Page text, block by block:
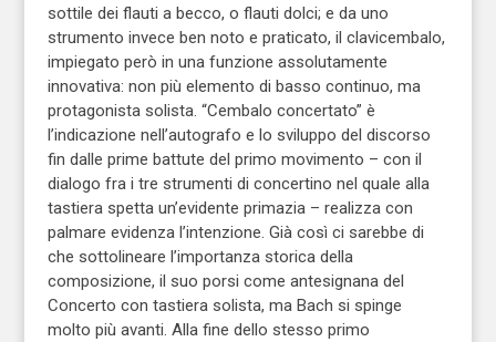
sottile dei flauti a becco, o flauti dolci; e da uno
strumento invece ben noto e praticato, il clavicembalo,
impiegato però in una funzione assolutamente
innovativa: non più elemento di basso continuo, ma
protagonista solista. “Cembalo concertato” è
l’indicazione nell’autografo e lo sviluppo del discorso
fin dalle prime battute del primo movimento – con il
dialogo fra i tre strumenti di concertino nel quale alla
tastiera spetta un’evidente primazia – realizza con
palmare evidenza l’intenzione. Già così ci sarebbe di
che sottolineare l’importanza storica della
composizione, il suo porsi come antesignana del
Concerto con tastiera solista, ma Bach si spinge
molto più avanti. Alla fine dello stesso primo